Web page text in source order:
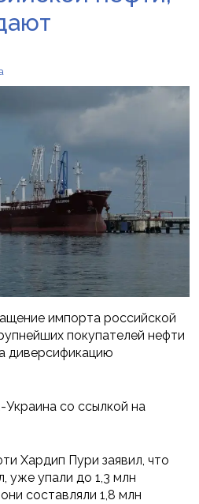
импорта российской
покупателей нефти
диверсификацию
со ссылкой на
Хардип Пури заявил, что
уже упали до 1,3 млн
составляли 1,8 млн